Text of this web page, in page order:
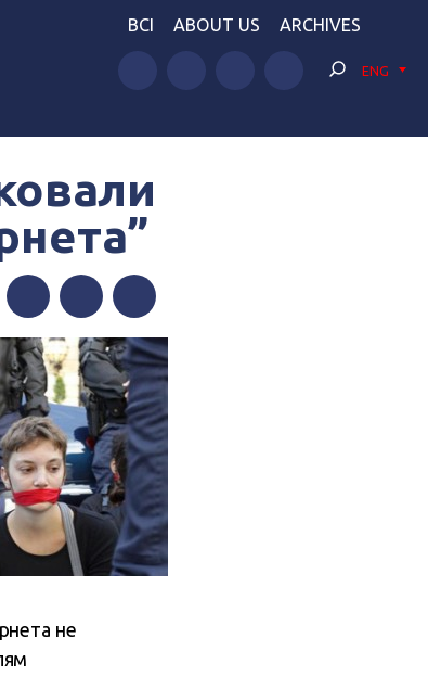
BCI ABOUT US ARCHIVES
ENG
FacebookTwitterTelegram
не